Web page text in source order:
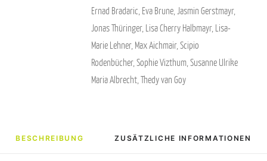
Ernad Bradaric, Eva Brune,Jasmin Gerstmayr,
Jonas Thüringer, Lisa Cherry Halbmayr, Lisa-
Marie Lehner, Max Aichmair,Scipio
Rodenbücher,Sophie Vizthum,Susanne Ulrike
Maria Albrecht,Thedy van Goy
BESCHREIBUNG ZUSÄTZLICHE INFORMATIONEN